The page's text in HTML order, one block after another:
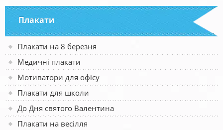
Плакати
Плакати на 8 березня
Медичні плакати
Мотиватори для офісу
Плакати для школи
До Дня святого Валентина
Плакати на весілля